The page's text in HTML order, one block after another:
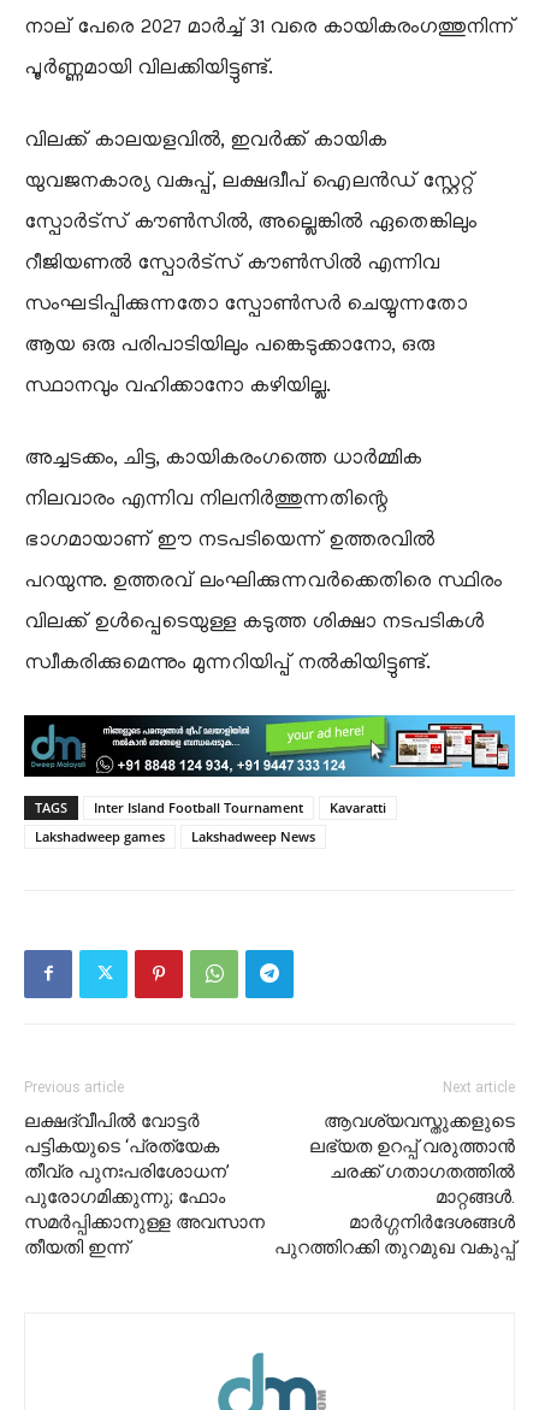
നാല് പേരെ 2027 മാർച്ച് 31 വരെ കായികരംഗത്തുനിന്ന്
പൂർണ്ണമായി വിലക്കിയിട്ടുണ്ട്.
വിലക്ക് കാലയളവിൽ, ഇവർക്ക് കായിക
യുവജനകാര്യ വകുപ്പ്, ലക്ഷദ്വീപ് ഐലൻഡ് സ്റ്റേറ്റ്
സ്പോർട്സ് കൗൺസിൽ, അല്ലെങ്കിൽ ഏതെങ്കിലും
റീജിയണൽ സ്പോർട്സ് കൗൺസിൽ എന്നിവ
സംഘടിപ്പിക്കുന്നതോ സ്പോൺസർ ചെയ്യുന്നതോ
ആയ ഒരു പരിപാടിയിലും പങ്കെടുക്കാനോ, ഒരു
സ്ഥാനവും വഹിക്കാനോ കഴിയില്ല.
അച്ചടക്കം, ചിട്ട, കായികരംഗത്തെ ധാർമ്മിക
നിലവാരം എന്നിവ നിലനിർത്തുന്നതിന്റെ
ഭാഗമായാണ് ഈ നടപടിയെന്ന് ഉത്തരവിൽ
പറയുന്നു. ഉത്തരവ് ലംഘിക്കുന്നവർക്കെതിരെ സ്ഥിരം
വിലക്ക് ഉൾപ്പെടെയുള്ള കടുത്ത ശിക്ഷാ നടപടികൾ
സ്വീകരിക്കുമെന്നും മുന്നറിയിപ്പ് നൽകിയിട്ടുണ്ട്.
TAGS Inter Island Football Tournament
Kavaratti
Lakshadweep games
Lakshadweep News
Previous article
ലക്ഷദ്വീപിൽ വോട്ടർ
പട്ടികയുടെ ‘പ്രത്യേക
തീവ്ര പുനഃപരിശോധന’
പുരോഗമിക്കുന്നു; ഫോം
സമർപ്പിക്കാനുള്ള അവസാന
തീയതി ഇന്ന്
Next article
ആവശ്യവസ്തുക്കളുടെ
ലഭ്യത ഉറപ്പ് വരുത്താൻ
ചരക്ക് ഗതാഗതത്തിൽ
മാറ്റങ്ങൾ.
മാർഗ്ഗനിർദേശങ്ങൾ
പുറത്തിറക്കി തുറമുഖ വകുപ്പ്